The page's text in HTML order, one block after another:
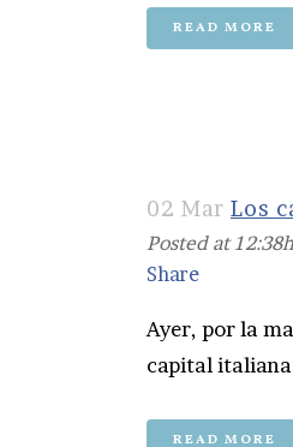
READ MORE
02 Mar Los
Posted at 12:38h
Share
Ayer, por la
capital italiana
READ MORE